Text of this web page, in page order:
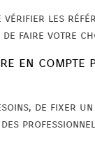
vérifier les
de faire votre
en
de fixer